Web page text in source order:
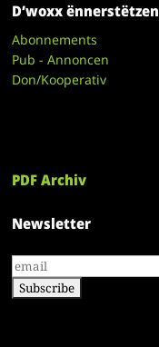
D’woxx ënnerstëtzen
Abonnements
Pub - Annoncen
Don/Kooperativ
PDF Archiv
Newsletter